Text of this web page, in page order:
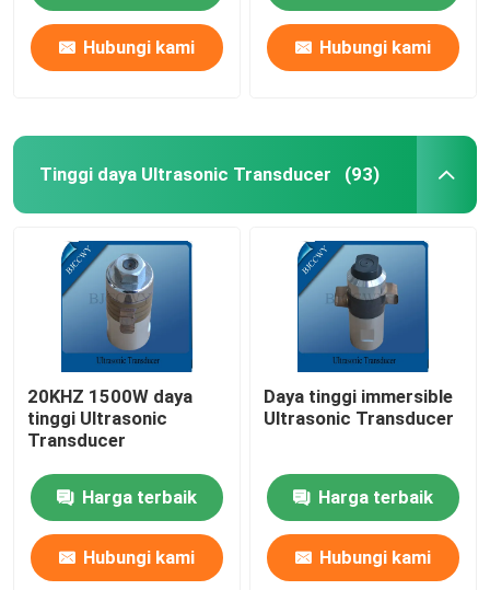
Hubungi kami Hubungi kami
Tinggi daya Ultrasonic Transducer (93)
20KHZ 1500W daya
tinggi Ultrasonic
Transducer
Harga terbaik
Hubungi kami
Daya tinggi immersible
Ultrasonic Transducer
Harga terbaik
Hubungi kami